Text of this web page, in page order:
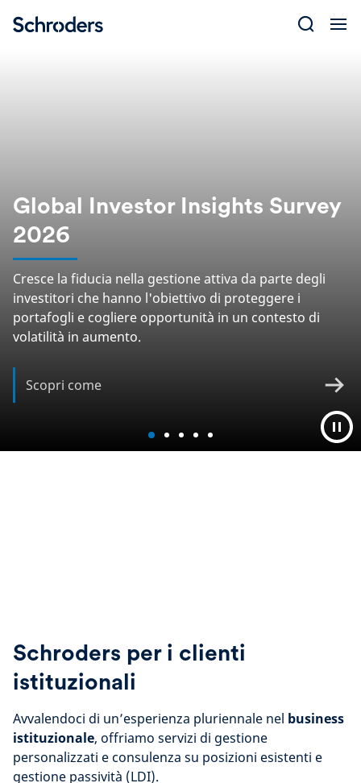
Global Investor Insights Survey
2026
Cresce la fiducia nella gestione attiva da parte degli
investitori che hanno l'obiettivo di proteggere i
portafogli e cogliere opportunità in un contesto di
volatilità in aumento.
Scopri come
Schroders per i clienti
istituzionali
Avvalendoci di un’esperienza pluriennale nel business
istituzionale, offriamo servizi di gestione
personalizzati e consulenza su posizioni esistenti e
gestione passività (LDI).